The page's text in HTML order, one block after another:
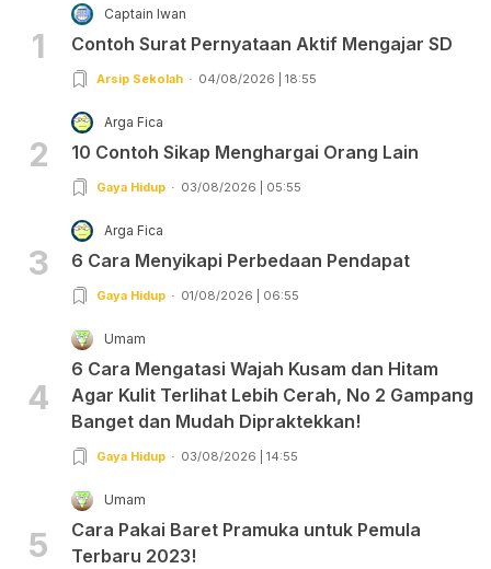
1
Captain Iwan
Contoh Surat Pernyataan Aktif Mengajar SD
Arsip Sekolah 04/08/2026 | 18:55
2
Arga Fica
10 Contoh Sikap Menghargai Orang Lain
Gaya Hidup 03/08/2026 | 05:55
3
Arga Fica
6 Cara Menyikapi Perbedaan Pendapat
Gaya Hidup 01/08/2026 | 06:55
4
Umam
6 Cara Mengatasi Wajah Kusam dan Hitam
Agar Kulit Terlihat Lebih Cerah, No 2 Gampang
Banget dan Mudah Dipraktekkan!
Gaya Hidup 03/08/2026 | 14:55
5
Umam
Cara Pakai Baret Pramuka untuk Pemula
Terbaru 2023!